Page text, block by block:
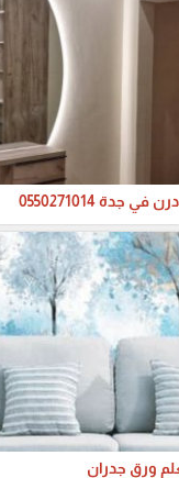
0550271014
ورق جدران